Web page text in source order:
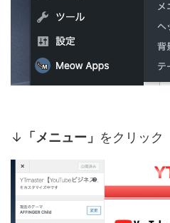
↓ 「メニュー」 をクリック